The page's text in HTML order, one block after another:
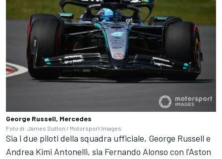
George Russell, Mercedes
Foto di: James Sutton / Motorsport Images
Sia i due piloti della squadra ufficiale, George Russell e
Andrea Kimi Antonelli, sia Fernando Alonso con l’Aston